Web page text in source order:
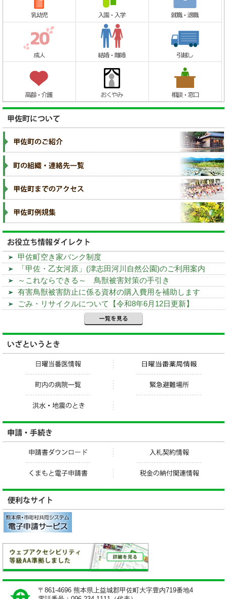
甲佐町空き家バンク制度
「甲佐・乙女河原」(津志田河川自然公園)のご利用案内
～これならできる～ 鳥獣被害対策の手引き
有害鳥獣被害防止に係る資材の購入費用を補助します
ごみ・リサイクルについて【令和8年6月12日更新】
〒861-4696 熊本県上益城郡甲佐町大字豊内719番地4